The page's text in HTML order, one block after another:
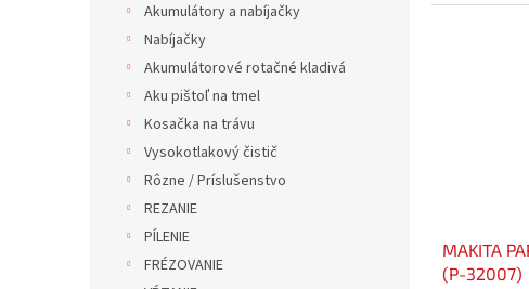
Akumulátory a nabíjačky
Nabíjačky
Akumulátorové rotačné kladivá
Aku pištoľ na tmel
Kosačka na trávu
Vysokotlakový čistič
Rôzne / Príslušenstvo
REZANIE
PÍLENIE
FRÉZOVANIE
MAKITA
(P-32007)